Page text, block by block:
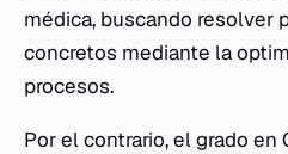
médica, buscando resolver
concretos mediante la
procesos.
Por el contrario, el grado en